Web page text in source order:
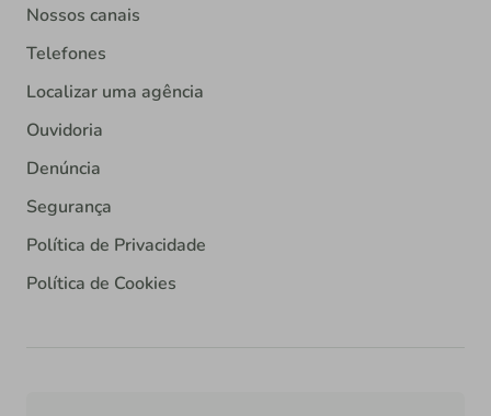
Nossos canais
Telefones
Localizar uma agência
Ouvidoria
Denúncia
Segurança
Política de Privacidade
Política de Cookies